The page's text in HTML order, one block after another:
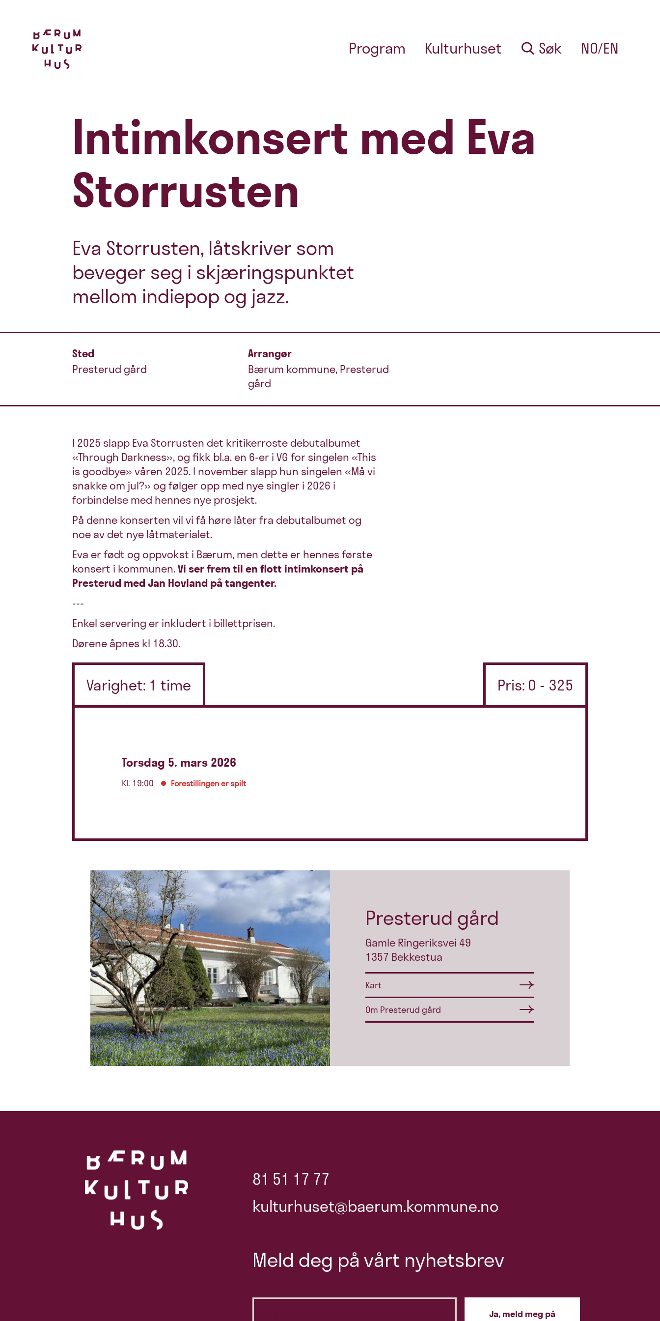
Program Kulturhuset Søk NO/EN
Intimkonsert med Eva
Storrusten
Eva Storrusten, låtskriver som
beveger seg i skjæringspunktet
mellom indiepop og jazz.
Sted
Presterud gård
Arrangør
Bærum kommune, Presterud
gård
I 2025 slapp Eva Storrusten det kritikerroste debutalbumet
«Through Darkness», og fikk bl.a. en 6-er i VG for singelen «This
is goodbye» våren 2025. I november slapp hun singelen «Må vi
snakke om jul?» og følger opp med nye singler i 2026 i
forbindelse med hennes nye prosjekt.
På denne konserten vil vi få høre låter fra debutalbumet og
noe av det nye låtmaterialet.
Eva er født og oppvokst i Bærum, men dette er hennes første
konsert i kommunen.Vi ser frem til en flott intimkonsert på
Presterud med Jan Hovland på tangenter.
---
Enkel servering er inkludert i billettprisen.
Dørene åpnes kl 18.30.
Pris: 0 - 325
Varighet: 1 time
Torsdag 5. mars 2026
Kl. 19:00 Forestillingen er spilt
Presterud gård
Gamle Ringeriksvei 49
1357 Bekkestua
Kart
Om Presterud gård
81 51 17 77
kulturhuset@baerum.kommune.no
Meld deg på vårt nyhetsbrev